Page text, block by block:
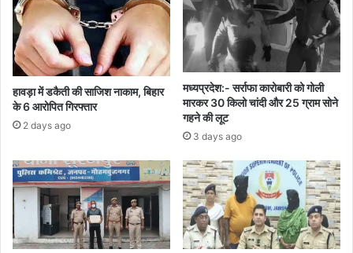
थे
हावड़ा में डकैती की साजिश नाकाम, बिहार
के 6 आरोपित गिरफ्तार
2 days ago
मध्यप्रदेश:- सर्राफा कारोबारी को गोली
मारकर 30 किलो चांदी और 25 ग्राम सोने
गहने की लूट
3 days ago